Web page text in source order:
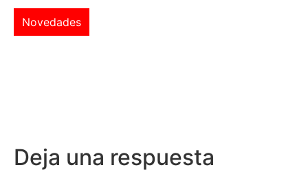
Novedades
Deja una respuesta